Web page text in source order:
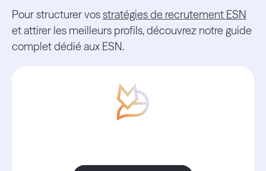
Pour structurer vosstratégies de recrutement ESN
et attirer les meilleurs profils, découvrez notre guide
complet dédié aux ESN.